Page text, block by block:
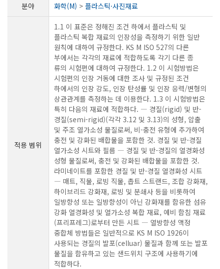
분야 화학(M) > 플라스틱·사진재료
적용 범위
1.1 이 표준은 정해진 조건 하에서 플라스틱 및
플라스틱 복합 재료의 인장성을 측정하기 위한 일반
원칙에 대하여 규정한다. KS M ISO 527의 다른
부에서는 각각의 재료에 적합하도록 각기 다른 종
류의 시험편에 대하여 규정한다. 1.2 이 시험방법은
시험편의 인장 거동에 대한 조사 및 규정된 조건
하에서의 인장 강도, 인장 탄성률 및 인장 응력/변형의
상관관계를 측정하는 데 이용한다. 1.3 이 시험방법은
특히 다음의 재료에 적합하다. ― 경질(rigid) 및 반-
경질(semi-rigid)(각각 3.12 및 3.13)의 성형, 압출
및 주조 열가소성 물질로써, 비-충전 유형에 추가하여
충전 및 강화된 배합물을 포함한 것. 경질 및 반-경질
열가소성 시트와 필름 ― 경질 및 반-경질의 열경화성
성형 물질로써, 충전 및 강화된 배합물을 포함한 것.
라미네이트를 포함한 경질 및 반-경질 열경화성 시트
― 매트, 직물, 로빙 직물, 촙트 스트랜드, 조합 강화재,
하이브리드 강화재, 로빙 및 분쇄사 등을 비롯하여
일방향성 또는 일방향성이 아닌 강화재를 함유한 섬유
강화 열경화성 및 열가소성 복합 재료, 예비 함침 재료
(프리프레그)로부터 만든 시트 ― 열방향성 액정
중합체 방법들은 일반적으로 KS M ISO 1926이
사용되는 경질의 발포(celluar) 물질과 함께 또는 발포
물질을 함유하고 있는 샌드위치 구조에 사용하기에
적합하다.